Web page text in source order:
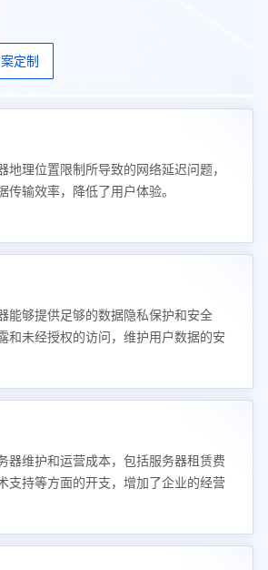
定制
地理位置限制所导致的网络延迟问题，
传输效率，降低了用户体验。
能够提供足够的数据隐私保护和安全
和未经授权的访问，维护用户数据的安
器维护和运营成本，包括服务器租赁费
支持等方面的开支，增加了企业的经营